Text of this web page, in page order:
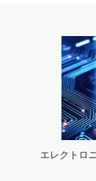
エレクトロ